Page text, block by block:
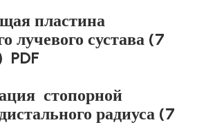
пластина
лучевого сустава (7
PDF
стопорной
радиуса (7